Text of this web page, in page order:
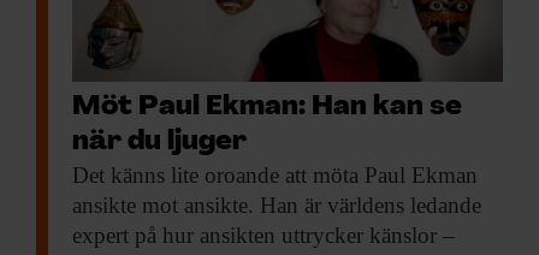
Möt Paul Ekman: Han kan se
när du ljuger
Det känns lite oroande att möta Paul Ekman
ansikte mot ansikte. Han är världens ledande
expert på hur ansikten uttrycker känslor –